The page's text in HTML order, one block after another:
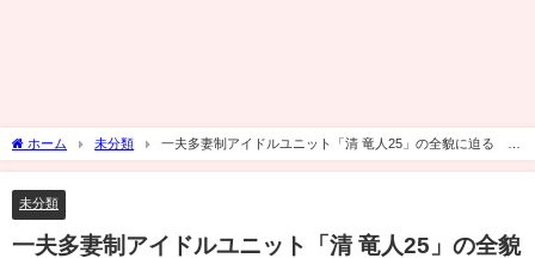
ホーム 未分類
一夫多妻制アイドルユニット「清 竜人25」の全貌に迫る イ
ンタビューバラエティ【水曜のニョッキvol.67】
未分類
一夫多妻制アイドルユニット「清 竜人25」の全貌